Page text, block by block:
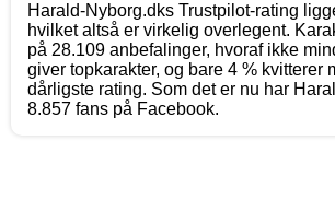
Harald-Nyborg.dks Trustpilot-rating
hvilket altså er virkelig overlegent.
på 28.109 anbefalinger, hvoraf ikke
giver topkarakter, og bare 4 % kvitterer
dårligste rating. Som det er nu har
8.857 fans på Facebook.